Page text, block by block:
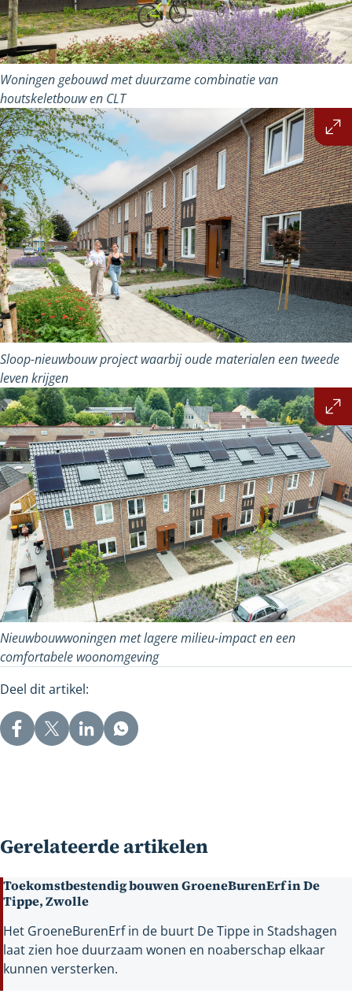
Woningen gebouwd met duurzame combinatie van
houtskeletbouw en CLT
Vergroot
afbeelding
Sloop-nieuwbouw project waarbij oude materialen een tweede
leven krijgen
Vergroot
afbeelding
Nieuwbouwwoningen met lagere milieu-impact en een
comfortabele woonomgeving
Deel dit artikel:
Gerelateerde artikelen
Toekomstbestendig bouwen GroeneBurenErf in De
Tippe, Zwolle
Het GroeneBurenErf in de buurt De Tippe in Stadshagen
laat zien hoe duurzaam wonen en noaberschap elkaar
kunnen versterken.